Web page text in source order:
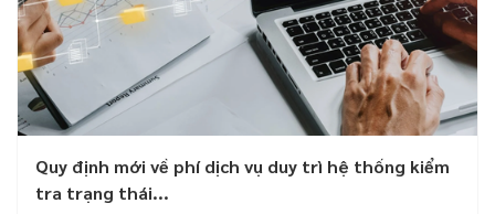
Quy định mới về phí dịch vụ duy trì hệ thống kiểm
tra trạng thái...